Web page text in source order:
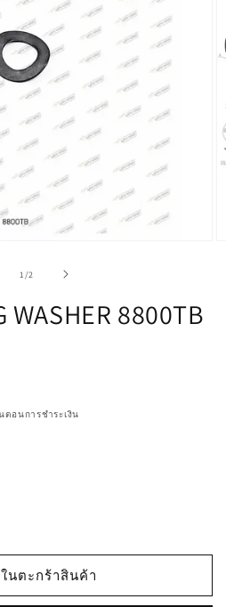
1 /จาก
2
WASHER 8800TB
อนการชำระเงิน
นตะกร้าสินค้า